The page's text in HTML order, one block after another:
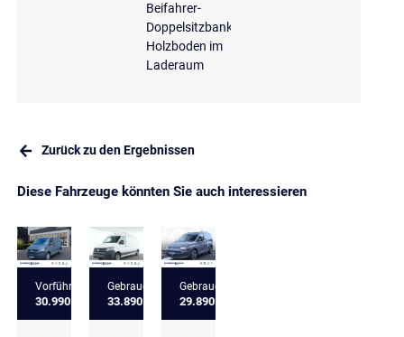
Beifahrer-
Doppelsitzbank
Holzboden im
Laderaum
Zurück zu den Ergebnissen
Diese Fahrzeuge könnten Sie auch interessieren
Vorführfahrzeug
30.990 €
Gebrauchtfahrzeug
33.890 €
Gebrauchtfahrzeug
29.890 €